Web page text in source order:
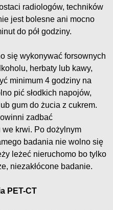
radiologów, techników
jest bolesne ani mocno
do pół godziny.
się wykonywać forsownych
herbaty lub kawy,
minimum 4 godziny na
pić słodkich napojów,
gum do żucia z cukrem.
zadbać
krwi. Po dożylnym
badania nie wolno się
leżeć nieruchomo bo tylko
niezakłócone badanie.
PET-CT